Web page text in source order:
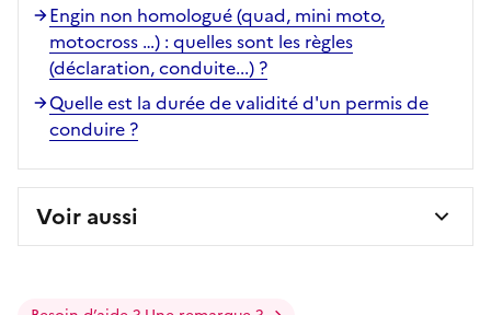
Engin non homologué (quad, mini moto,
motocross …) : quelles sont les règles
(déclaration, conduite...) ?
Quelle est la durée de validité d'un permis de
conduire ?
Voir aussi